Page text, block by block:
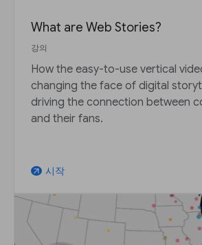
What are Web Stories?
강의
How the easy-to-use vertical
changing the face of digital
driving the connection between
and their fans.
arrow_outward 시작